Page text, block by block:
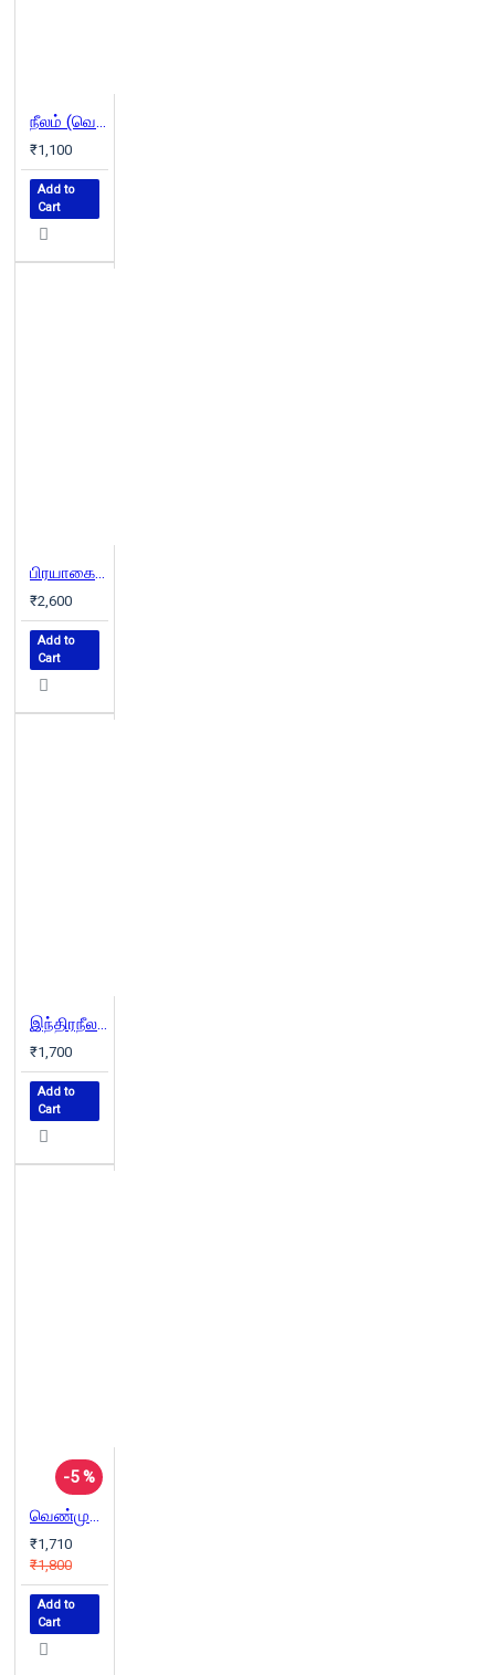
நீலம் (வெண்முரசு நாவல்-04)
₹1,100
Add to
Cart
பிரயாகை (வெண்முரசு நாவல்-05)
₹2,600
Add to
Cart
இந்திரநீலம் (வெண்முரசு நாவல்-07)
₹1,700
Add to
Cart
-5 %
வெண்முகில் நகரம் (வெண்முரசு நாவல்-06)
₹1,710
₹1,800
Add to
Cart